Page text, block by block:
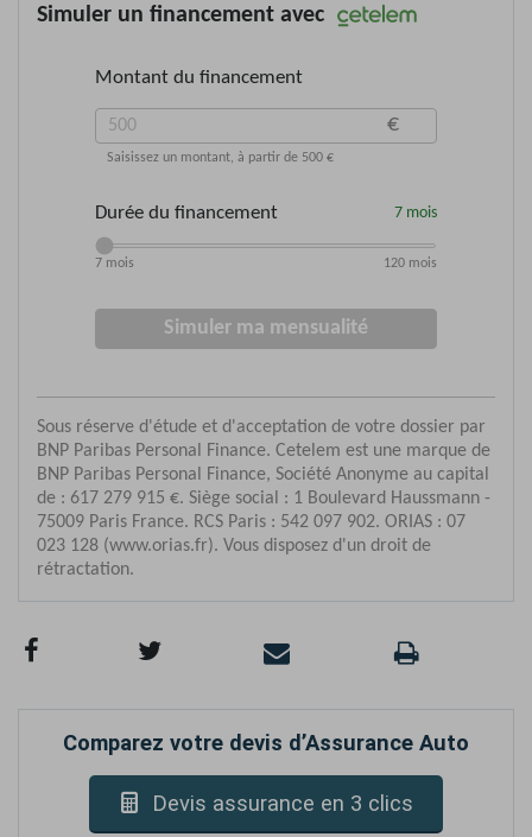
Comparez votre devis d’Assurance Auto
Devis assurance en 3 clics